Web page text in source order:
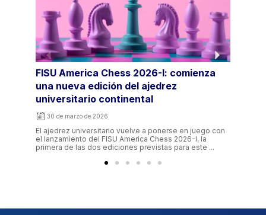
Abiertas las inscripciones para el FISU
America Chess 2025
20 de agosto de 2025
FISU America anuncia la apertura de inscripciones para
una nueva edición del FISU America Chess, el torneo
continental de ajedrez universitario que reúne a
estudiantes-atletas ...